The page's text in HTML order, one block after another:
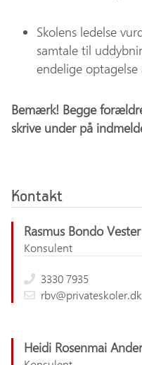
Skolens ledelse
samtale til
endelige optagelse
Bemærk! Begge
skrive under på
Kontakt
Rasmus Bondo Vester
Konsulent
3330 7935
rbv@privateskoler.dk
Heidi Rosenmai